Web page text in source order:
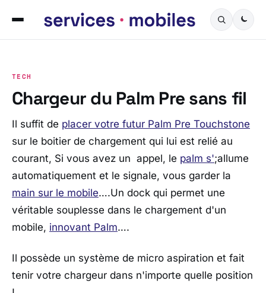
TECH
Chargeur du Palm Pre sans fil
Il suffit de placer votre futur Palm Pre Touchstone
sur le boitier de chargement qui lui est relié au
courant, Si vous avez un appel, le palm s';allume
automatiquement et le signale, vous garder la
main sur le mobile….Un dock qui permet une
véritable souplesse dans le chargement d'un
mobile, innovant Palm….
Il possède un système de micro aspiration et fait
tenir votre chargeur dans n'importe quelle position